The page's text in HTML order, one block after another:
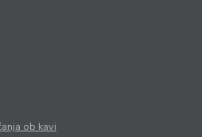
ob kavi